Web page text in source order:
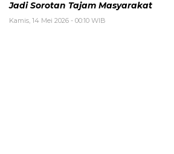
Jadi Sorotan Tajam Masyarakat
Kamis, 14 Mei 2026 - 00:10 WIB